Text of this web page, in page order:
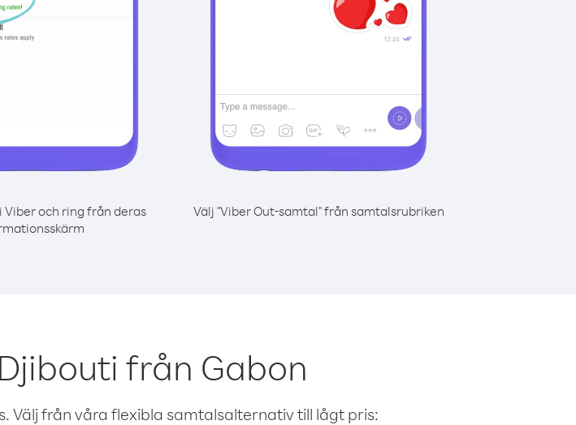
Viber och ring från deras
Välj "Viber Out-samtal" från samtalsrubriken
från Gabon
Välj från våra flexibla samtalsalternativ till lågt pris: